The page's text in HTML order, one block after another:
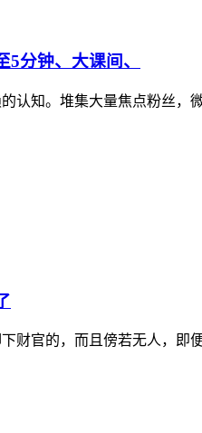
分钟、大课间、
认知。堆集大量焦点粉丝，
财官的，而且傍若无人，